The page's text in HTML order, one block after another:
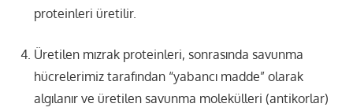
proteinleri üretilir.
Üretilen mızrak proteinleri, sonrasında savunma
hücrelerimiz tarafından “yabancı madde” olarak
algılanır ve üretilen savunma molekülleri (antikorlar)